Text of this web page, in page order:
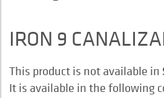
IRON 9
This product is not available in
It is available in the following